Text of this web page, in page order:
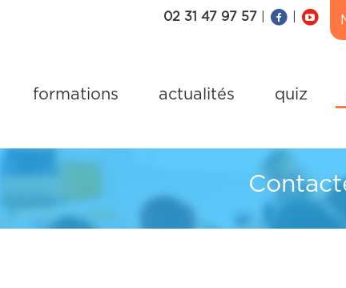
02 31 47 97 57
formations actualités quiz